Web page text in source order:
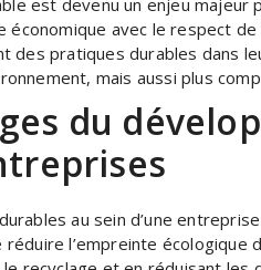
est devenu un enjeu majeur
économique avec le respect
des pratiques durables dans
mais aussi plus
du
au sein d’une
l’empreinte écologique